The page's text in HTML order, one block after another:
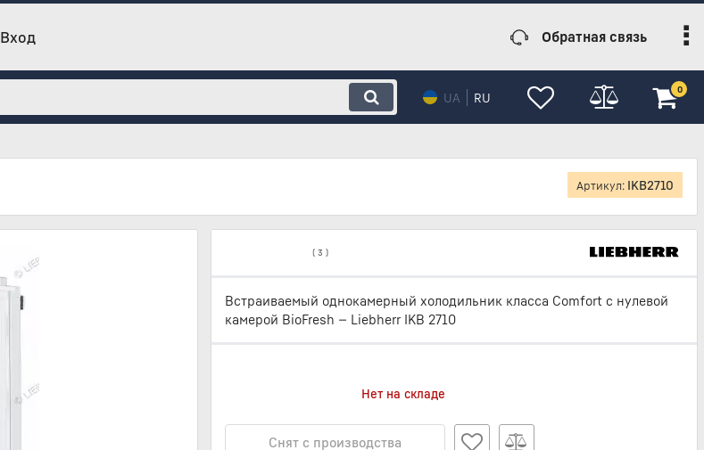
Вход Обратная связь
RU
UA
0
Артикул: IKB2710
( 3 )
Встраиваемый однокамерный холодильник класса Comfort с нулевой
камерой BioFresh — Liebherr IKB 2710
Нет на складе
Снят с производства